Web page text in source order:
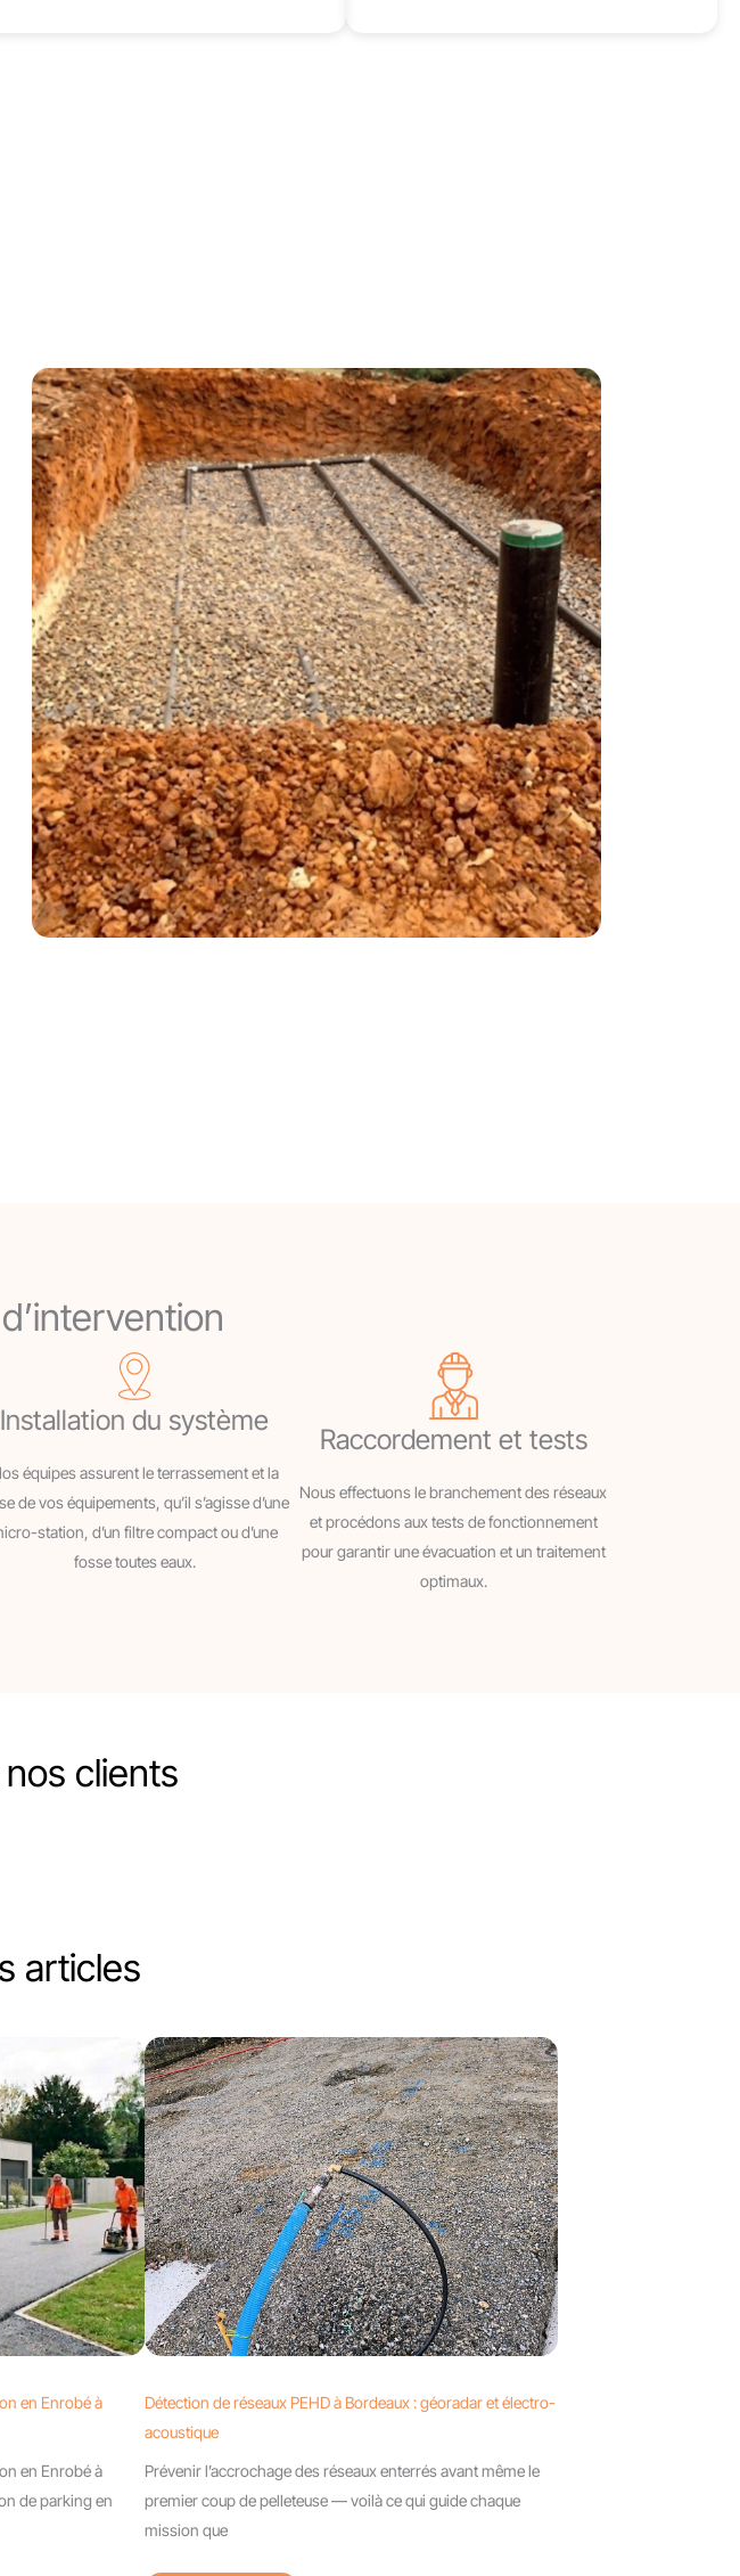
Installation du système
équipes assurent le terrassement et la
de vos équipements, qu’il s’agisse d’une
station, d’un filtre compact ou d’une
fosse toutes eaux.
Raccordement et tests
Nous effectuons le branchement des réseaux
et procédons aux tests de fonctionnement
pour garantir une évacuation et un traitement
optimaux.
clients
articles
en Enrobé à
en Enrobé à
de parking en
Détection de réseaux PEHD à Bordeaux : géoradar et électro-
acoustique
Prévenir l’accrochage des réseaux enterrés avant même le
premier coup de pelleteuse — voilà ce qui guide chaque
mission que